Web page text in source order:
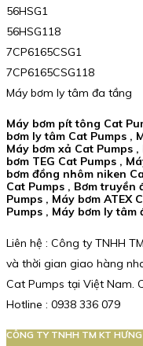
56HSG1
56HSG118
7CP6165CSG1
7CP6165CSG118
Máy bơm ly tâm đa tầng
Máy bơm pít tông Cat
bơm ly tâm Cat Pumps ,
Máy bơm xả Cat Pumps
bơm TEG Cat Pumps ,
bơm đồng nhôm niken
Cat Pumps , Bơm truyền
Pumps , Máy bơm ATEX
Pumps , Máy bơm ly tâm
Liên hệ : Công ty TNHH
và thời gian giao hàng
Cat Pumps tại Việt Nam.
Hotline : 0938 336 079
CÔNG TY TNHH TM KT